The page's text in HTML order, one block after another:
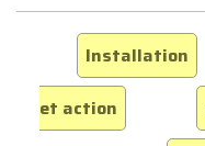
Installation
et action